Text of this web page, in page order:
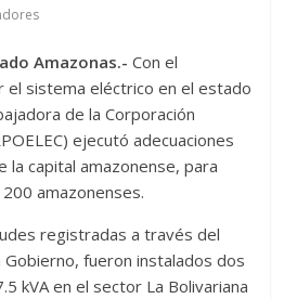
Amazonas.-Con el
sistema eléctrico en el estado
de la Corporación
ejecutó adecuaciones
la capital amazonense, para
amazonenses.
registradas a través del
fueron instalados dos
kVA en el sector La Bolivariana